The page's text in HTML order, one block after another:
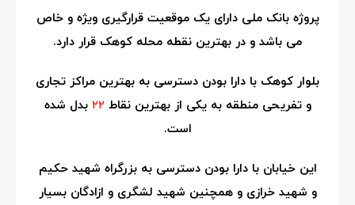
پروژه بانک ملی دارای یک موقعیت قرارگیری ویژه و خاص
می باشد و در بهترین نقطه محله کوهک قرار دارد.
بلوار کوهک با دارا بودن دسترسی به بهترین مراکز تجاری
و تفریحی منطقه به یکی از بهترین نقاط ۲۲ بدل شده
است.
این خیابان با دارا بودن دسترسی به بزرگراه شهید حکیم
و شهید خرازی و همچنین شهید لشگری و ازادگان بسیار